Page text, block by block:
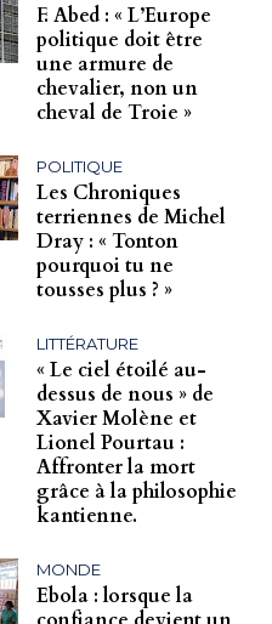
F. Abed : « L’Europe
politique doit être
une armure de
chevalier, non un
cheval de Troie »
POLITIQUE
Les Chroniques
terriennes de Michel
Dray : « Tonton
pourquoi tu ne
tousses plus ? »
LITTÉRATURE
« Le ciel étoilé au-
dessus de nous » de
Xavier Molène et
Lionel Pourtau :
Affronter la mort
grâce à la philosophie
kantienne.
MONDE
Ebola : lorsque la